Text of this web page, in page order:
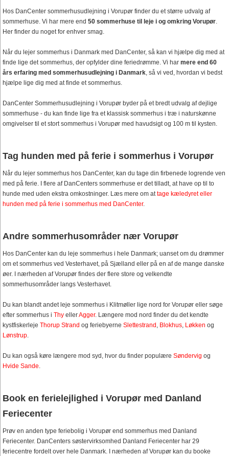
Hos DanCenter sommerhusudlejning i Vorupør finder du et større udvalg af
sommerhuse. Vi har mere end 50 sommerhuse til leje i og omkring Vorupør.
Her finder du noget for enhver smag.
Når du lejer sommerhus i Danmark med DanCenter, så kan vi hjælpe dig med at
finde lige det sommerhus, der opfylder dine feriedrømme. Vi har mere end 60
års erfaring med sommerhusudlejning i Danmark, så vi ved, hvordan vi bedst
hjælpe lige dig med at finde et sommerhus.
DanCenter Sommerhusudlejning i Vorupør byder på et bredt udvalg af dejlige
sommerhuse - du kan finde lige fra et klassisk sommerhus i træ i naturskønne
omgivelser til et stort sommerhus i Vorupør med havudsigt og 100 m til kysten.
Tag hunden med på ferie i sommerhus i Vorupør
Når du lejer sommerhus hos DanCenter, kan du tage din firbenede logrende ven
med på ferie. I flere af DanCenters sommerhuse er det tilladt, at have op til to
hunde med uden ekstra omkostninger. Læs mere om attage kæledyret eller
hunden med på ferie i sommerhus med DanCenter.
Andre sommerhusområder nær Vorupør
Hos DanCenter kan du leje sommerhus i hele Danmark; uanset om du drømmer
om et sommerhus ved Vesterhavet, på Sjælland eller på en af de mange danske
øer. I nærheden af Vorupør findes der flere store og velkendte
sommerhusområder langs Vesterhavet.
Du kan blandt andet leje sommerhus i Klitmøller lige nord for Vorupør eller søge
efter sommerhus i Thy ellerAgger. Længere mod nord finder du det kendte
kystfiskerleje Thorup Strand og feriebyerne Slettestrand , Blokhus, Løkken og
Lønstrup.
Du kan også køre længere mod syd, hvor du finder populære Søndervig og
Hvide Sande.
Book en ferielejlighed i Vorupør med Danland
Feriecenter
Prøv en anden type feriebolig i Vorupør end sommerhus med Danland
Feriecenter. DanCenters søstervirksomhed Danland Feriecenter har 29
feriecentre fordelt over hele Danmark. I nærheden af Vorupør kan du booke